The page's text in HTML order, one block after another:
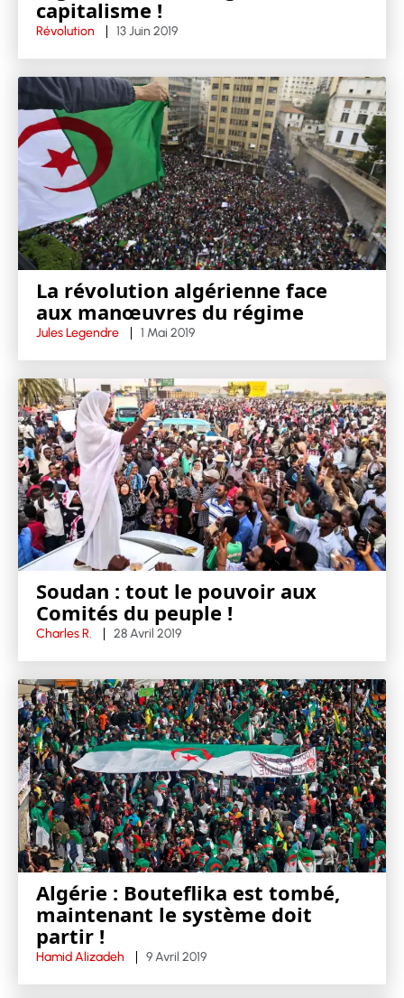
capitalisme !
Révolution 13 Juin 2019
La révolution algérienne face
aux manœuvres du régime
Jules Legendre 1 Mai 2019
Soudan : tout le pouvoir aux
Comités du peuple !
Charles R. 28 Avril 2019
Algérie : Bouteflika est tombé,
maintenant le système doit
partir !
Hamid Alizadeh 9 Avril 2019